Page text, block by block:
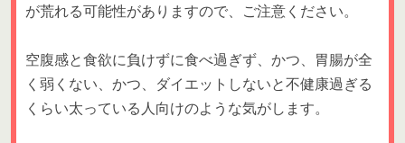
が荒れる可能性がありますので、ご注意ください。
空腹感と食欲に負けずに食べ過ぎず、かつ、胃腸が全
く弱くない、かつ、ダイエットしないと不健康過ぎる
くらい太っている人向けのような気がします。